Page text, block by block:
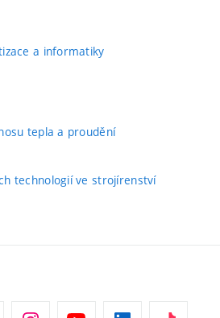
a informatiky
tepla a proudění
technologií ve strojírenství